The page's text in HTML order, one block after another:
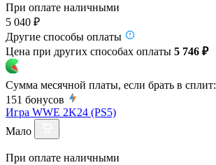
При оплате наличными
5 040 ₽
Другие способы оплаты
Цена при других способах оплаты 5 746 ₽
Сумма месячной платы, если брать в сплит:
151 бонусов
Игра WWE 2K24 (PS5)
Мало
При оплате наличными